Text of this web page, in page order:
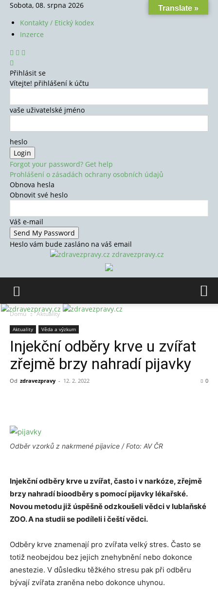
Sobota, 08. srpna 2026
Kontakty / Etický kodex
Inzerce
Přihlásit se
Vítejte! přihlášení k účtu
vaše uživatelské jméno
heslo
Forgot your password? Get help
Prohlášení o zásadách ochrany osobních údajů
Obnova hesla
Obnovit své heslo
Váš e-mail
Heslo vám bude zasláno na váš email
zdravezpravy.cz
Domů Aktuality
Aktuality Věda a výzkum
Injekční odběry krve u zvířat
zřejmě brzy nahradí pijavky
Od zdravezpravy - 12. 2. 2022 0
Odběr vzorků z nakrmené pijavice / Foto: AV ČR
Injekční odběry krve u zvířat, často i v narkóze, zřejmě
brzy nahradí bioodběry s pomocí pijavky lékařské.
Novou metodu již úspěšně odzkoušeli vědci v lublaňské
ZOO. A na studii se podíleli i čeští vědci.
Odběry krve znamenají pro zvířata velký stres. Často se
totiž neobejdou bez jejich znehybnění nebo dokonce
anestezie. V důsledku těžkého stresu pak při odběru
bývají zvířata zraněna nebo dokonce uhynou.
Translate »